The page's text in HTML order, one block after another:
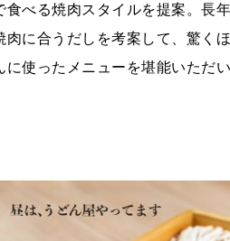
食べる焼肉スタイルを提案。長
肉に合うだしを考案して、驚く
に使ったメニューを堪能いただ